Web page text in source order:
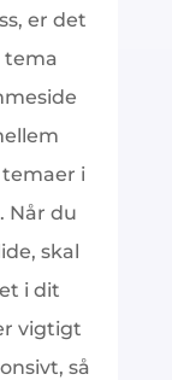
er det
tema
i
Når du
skal
i dit
vigtigt
så